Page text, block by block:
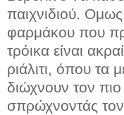
παιχνιδιού.
φαρμάκου που
τρόικα είναι
ριάλιτι, όπου τα
διώχνουν τον
σπρώχνοντάς